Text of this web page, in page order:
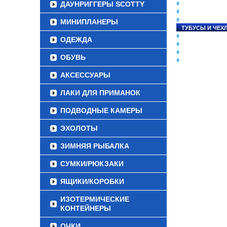
ДАУНРИГГЕРЫ SCOTTY
МИНИПЛАНЕРЫ
ОДЕЖДА
ОБУВЬ
АКСЕССУАРЫ
ЛАКИ ДЛЯ ПРИМАНОК
ПОДВОДНЫЕ КАМЕРЫ
ЭХОЛОТЫ
ЗИМНЯЯ РЫБАЛКА
СУМКИ/РЮКЗАКИ
ЯЩИКИ/КОРОБКИ
ИЗОТЕРМИЧЕСКИЕ
КОНТЕЙНЕРЫ
ТУБУСЫ И